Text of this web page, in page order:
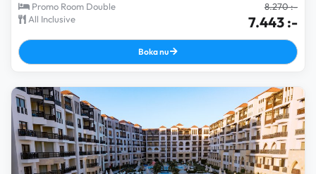
Promo Room Double
All Inclusive
8.270 :-
7.443 :-
Boka nu